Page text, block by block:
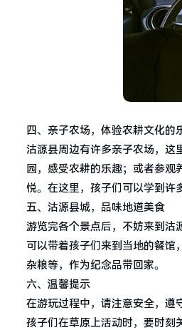
四、亲子农场，体验农耕文化的
沽源县周边有许多亲子农场，这
园，感受农耕的乐趣；或者参
悦。在这里，孩子们可以学到许
五、沽源县城，品味地道美食
游览完各个景点后，不妨来到沽
可以带着孩子们来到当地的餐馆
杂粮等，作为纪念品带回家。
六、温馨提示
在游玩过程中，请注意安全，遵
孩子们在草原上活动时，要时刻